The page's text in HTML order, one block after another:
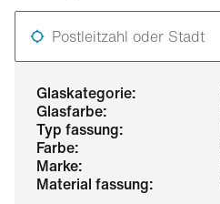
glaskategorie:
glasfarbe:
typ fassung:
farbe:
marke:
material fassung:
Postleitzahl oder Stadt